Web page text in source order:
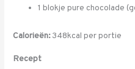
1 blokje pure chocolade
Calorieën:348kcal per portie
Recept